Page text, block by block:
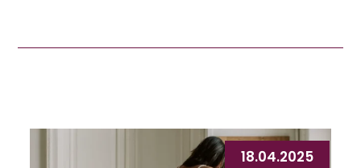
18.04.2025